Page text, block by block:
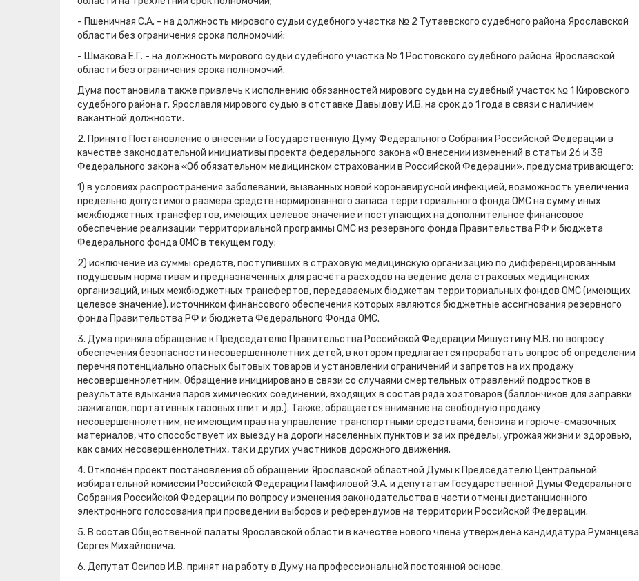
- Пшеничная С.А. - на должность мирового судьи судебного участка № 2 Тутаевского судебного района Ярославской
области без ограничения срока полномочий;
- Шмакова Е.Г. - на должность мирового судьи судебного участка № 1 Ростовского судебного района Ярославской
области без ограничения срока полномочий.
Дума постановила также привлечь к исполнению обязанностей мирового судьи на судебный участок № 1 Кировского
судебного района г. Ярославля мирового судью в отставке Давыдову И.В. на срок до 1 года в связи с наличием
вакантной должности.
2. Принято Постановление о внесении в Государственную Думу Федерального Собрания Российской Федерации в
качестве законодательной инициативы проекта федерального закона «О внесении изменений в статьи 26 и 38
Федерального закона «Об обязательном медицинском страховании в Российской Федерации», предусматривающего:
1) в условиях распространения заболеваний, вызванных новой коронавирусной инфекцией, возможность увеличения
предельно допустимого размера средств нормированного запаса территориального фонда ОМС на сумму иных
межбюджетных трансфертов, имеющих целевое значение и поступающих на дополнительное финансовое
обеспечение реализации территориальной программы ОМС из резервного фонда Правительства РФ и бюджета
Федерального фонда ОМС в текущем году;
2) исключение из суммы средств, поступивших в страховую медицинскую организацию по дифференцированным
подушевым нормативам и предназначенных для расчёта расходов на ведение дела страховых медицинских
организаций, иных межбюджетных трансфертов, передаваемых бюджетам территориальных фондов ОМС (имеющих
целевое значение), источником финансового обеспечения которых являются бюджетные ассигнования резервного
фонда Правительства РФ и бюджета Федерального Фонда ОМС.
3. Дума приняла обращение к Председателю Правительства Российской Федерации Мишустину М.В. по вопросу
обеспечения безопасности несовершеннолетних детей, в котором предлагается проработать вопрос об определении
перечня потенциально опасных бытовых товаров и установлении ограничений и запретов на их продажу
несовершеннолетним. Обращение инициировано в связи со случаями смертельных отравлений подростков в
результате вдыхания паров химических соединений, входящих в состав ряда хозтоваров (баллончиков для заправки
зажигалок, портативных газовых плит и др.). Также, обращается внимание на свободную продажу
несовершеннолетним, не имеющим прав на управление транспортными средствами, бензина и горюче-смазочных
материалов, что способствует их выезду на дороги населенных пунктов и за их пределы, угрожая жизни и здоровью,
как самих несовершеннолетних, так и других участников дорожного движения.
4. Отклонён проект постановления об обращении Ярославской областной Думы к Председателю Центральной
избирательной комиссии Российской Федерации Памфиловой Э.А. и депутатам Государственной Думы Федерального
Собрания Российской Федерации по вопросу изменения законодательства в части отмены дистанционного
электронного голосования при проведении выборов и референдумов на территории Российской Федерации.
5. В состав Общественной палаты Ярославской области в качестве нового члена утверждена кандидатура Румянцева
Сергея Михайловича.
6. Депутат Осипов И.В. принят на работу в Думу на профессиональной постоянной основе.